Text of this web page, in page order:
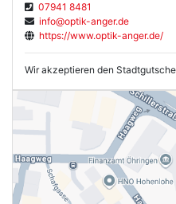
07941 8481
info@optik-anger.de
https://www.optik-anger.de/
Wir akzeptieren den